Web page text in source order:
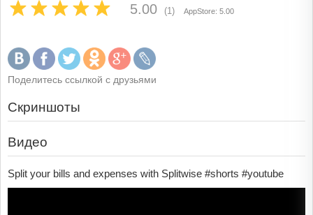
5.00 (1) AppStore: 5.00
Поделитесь ссылкой с друзьями
Скриншоты
Видео
Split your bills and expenses with Splitwise #shorts #youtube